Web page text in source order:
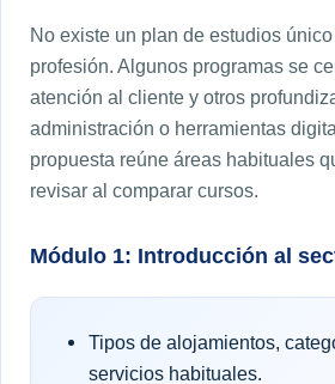
No existe un plan de estudios
profesión. Algunos programas se
atención al cliente y otros
administración o herramientas
propuesta reúne áreas habituales
revisar al comparar cursos.
Módulo 1: Introducción al
Tipos de alojamientos,
servicios habituales.